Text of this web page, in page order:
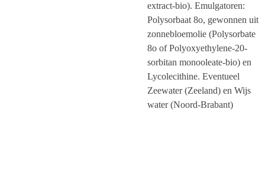
extract-bio). Emulgatoren:
Polysorbaat 8o, gewonnen uit
zonnebloemolie (Polysorbate
8o of Polyoxyethylene-20-
sorbitan monooleate-bio) en
Lycolecithine. Eventueel
Zeewater (Zeeland) en Wijs
water (Noord-Brabant)